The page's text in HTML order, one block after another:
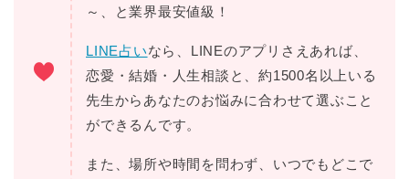
～、と業界最安値級！
LINE占いなら、LINEのアプリさえあれば、
恋愛・結婚・人生相談と、約1500名以上いる
先生からあなたのお悩みに合わせて選ぶこと
ができるんです。
また、場所や時間を問わず、いつでもどこで